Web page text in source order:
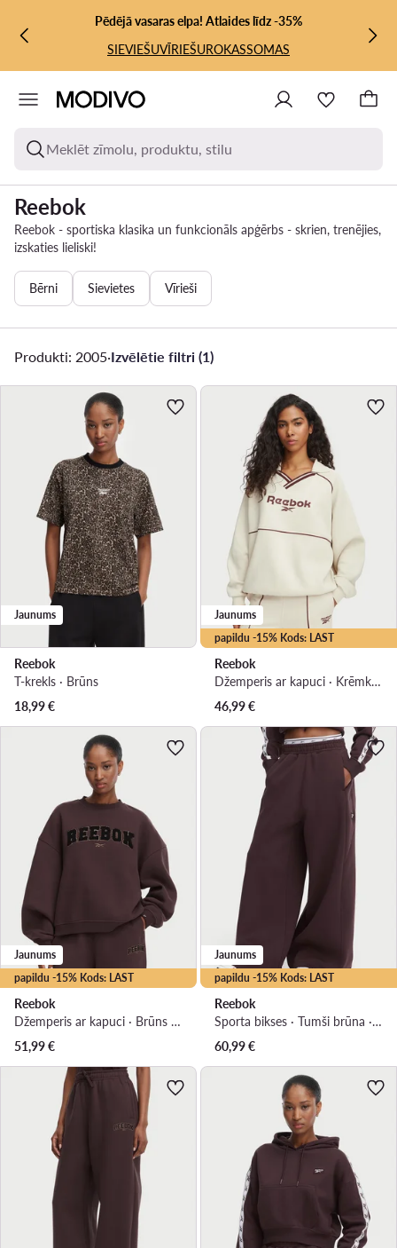
PĀRIET UZ GALVENO SATURU
PĀRIET UZ MEKLĒŠANUPēdējā vasaras elpa! Atlaides līdz -35%
SIEVIEŠUVĪRIEŠUROKASSOMAS
Meklēt zīmolu, produktu, stilu
Reebok
Reebok - sportiska klasika un funkcionāls apģērbs - skrien, trenējies,
izskaties lieliski!
Bērni Sievietes Vīrieši
Produkti: 2005·Izvēlētie filtri (1)
Jaunums
Reebok
T-krekls · Brūns
18,99€
papildu -15% Kods: LAST
Jaunums
Reebok
Džemperis ar kapuci · Krēmkrāsas · Oversize
46,99€
papildu -15% Kods: LAST
Jaunums
Reebok
Džemperis ar kapuci · Brūns · Oversize
51,99€
papildu -15% Kods: LAST
Jaunums
Reebok
Sporta bikses · Tumši brūna · Regular Fit
60,99€